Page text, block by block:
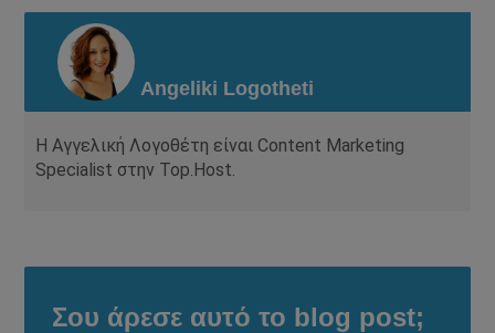
Angeliki Logotheti
Η Αγγελική Λογοθέτη είναι Content Marketing
Specialist στην Top.Host.
Σου άρεσε αυτό το blog post;